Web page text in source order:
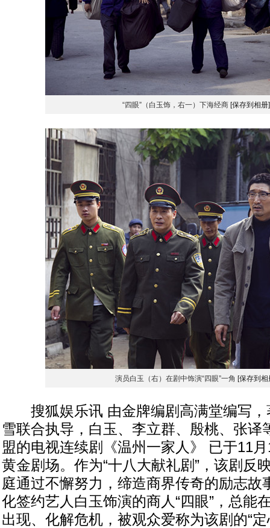
“四眼”（白玉饰，右一）下海经商 [保存到相册]
演员白玉（右）在剧中饰演“四眼”一角 [保存到相
搜狐娱乐讯 由金牌编剧高满堂编写，
雪联合执导，白玉、李立群、殷桃、张译
盟的电视连续剧《温州一家人》 已于11
黄金剧场。作为“十八大献礼剧”，该剧反
庭通过不懈努力，缔造商界传奇的励志故
化签约艺人白玉饰演的商人“四眼”，总能
出现、化解危机，被观众爱称为该剧的“定